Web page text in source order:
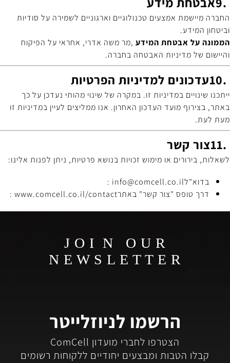
החברה מיישמת אמצעים טכנולוגיים וארגוניים לשמירה על סודיות
וביטחון המידע.
הממונה על אבטחת המידע ,מר משה אדרי, אחראי על הפיקוח
והיישום של מדיניות האבטחה בחברה.
10.עדכונים למדיניות הפרטיות
ייתכנו שינויים במדיניות זו. במקרה של שינוי מהותי נעדכן על כך
באתר, בצירוף מועד העדכון האחרון. אנו ממליצים לעיין במדיניות זו
מעת לעת.
11.צור קשר
לשאלות, בירורים או מימוש זכויות בנושא פרטיות, ניתן לפנות אלינו:
בדוא"ל : info@comcell.co.il
דרך טופס "צור קשר" באתר
: www.comcell.co.il/contact
J O I N O U R
N E W S L E T T E R
הרשמו לניוזלייטר
הצטרפו לחברי מועדון ComCell
קבלו הטבות ומבצעים יחודיים ללקוחות רשומים